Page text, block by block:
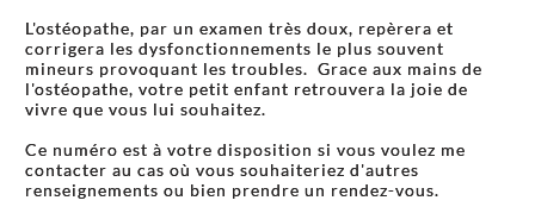
L'ostéopathe, par un examen très doux, repèrera et
corrigera les dysfonctionnements le plus souvent
mineurs provoquant les troubles. Grace aux mains de
l'ostéopathe, votre petit enfant retrouvera la joie de
vivre que vous lui souhaitez.
Ce numéro est à votre disposition si vous voulez me
contacter au cas où vous souhaiteriez d'autres
renseignements ou bien prendre un rendez-vous.